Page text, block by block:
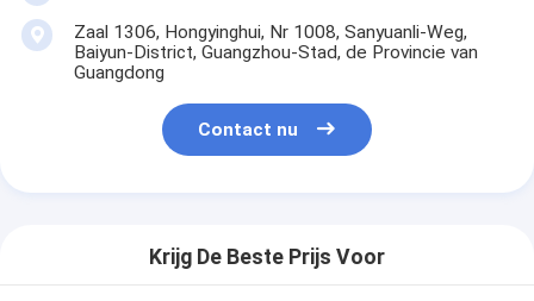
Zaal 1306, Hongyinghui, Nr 1008, Sanyuanli-Weg,
Baiyun-District, Guangzhou-Stad, de Provincie van
Guangdong
Contact nu
Krijg De Beste Prijs Voor